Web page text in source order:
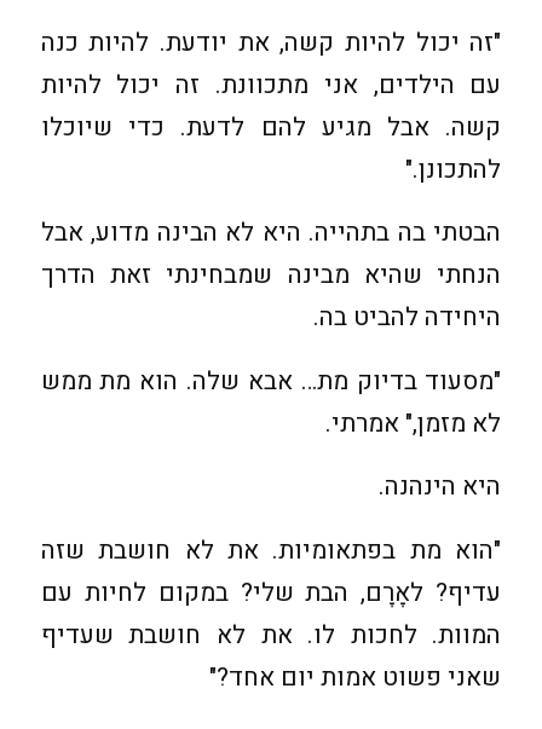
"זה יכול להיות קשה, את יודעת. להיות כנה
עם הילדים, אני מתכוונת. זה יכול להיות
קשה. אבל מגיע להם לדעת. כדי שיוכלו
להתכונן."
הבטתי בה בתהייה. היא לא הבינה מדוע, אבל
הנחתי שהיא מבינה שמבחינתי זאת הדרך
היחידה להביט בה.
"מסעוד בדיוק מת… אבא שלה. הוא מת ממש
לא מזמן," אמרתי.
היא הינהנה.
"הוא מת בפתאומיות. את לא חושבת שזה
עדיף? לאָרָם, הבת שלי? במקום לחיות עם
המוות. לחכות לו. את לא חושבת שעדיף
שאני פשוט אמות יום אחד?"